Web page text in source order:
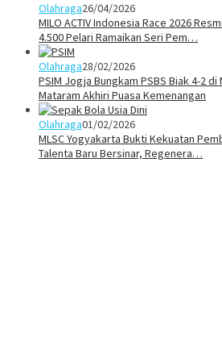
Olahraga26/04/2026
MILO ACTIV Indonesia Race 2026
4.500 Pelari Ramaikan Seri Pem…
Olahraga28/02/2026
PSIM Jogja Bungkam PSBS Biak 4-2
Mataram Akhiri Puasa Kemenangan
Olahraga01/02/2026
MLSC Yogyakarta Bukti Kekuatan
Talenta Baru Bersinar, Regenera…